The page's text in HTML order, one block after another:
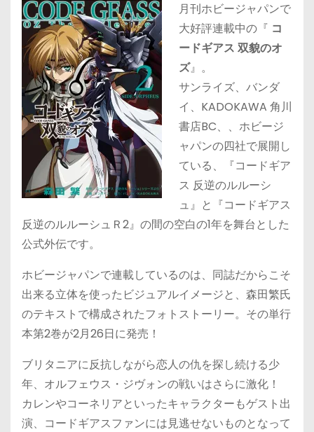
月刊ホビージャパンで
大好評連載中の『 コ
ードギアス 双貌のオ
ズ』。
サンライズ、バンダ
イ、KADOKAWA 角川
書店BC、、ホビージ
ャパンの四社で展開し
ている、『コードギア
ス 反逆のルルーシ
ュ』と『コードギアス
反逆のルルーシュＲ2』の間の空白の1年を舞台とした
公式外伝です。
ホビージャパンで連載しているのは、同誌だからこそ
出来る立体を使ったビジュアルイメージと、森田繁氏
のテキストで構成されたフォトストーリー。その単行
本第2巻が2月26日に発売！
ブリタニアに反抗しながら恋人の仇を探し続ける少
年、オルフェウス・ジヴォンの戦いはさらに激化！
カレンやコーネリアといったキャラクターもゲスト出
演、コードギアスファンには見逃せないものとなって